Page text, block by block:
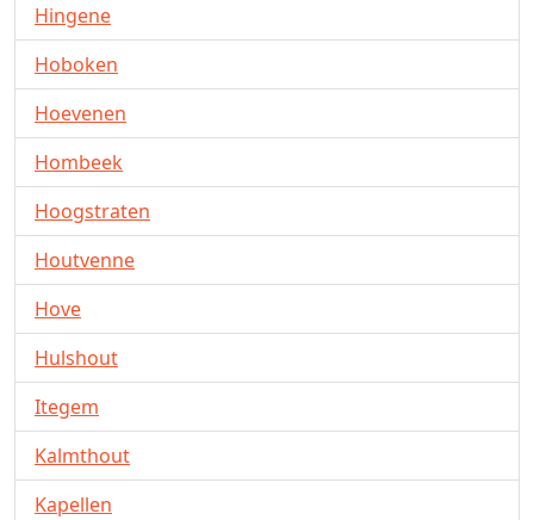
Hingene
Hoboken
Hoevenen
Hombeek
Hoogstraten
Houtvenne
Hove
Hulshout
Itegem
Kalmthout
Kapellen